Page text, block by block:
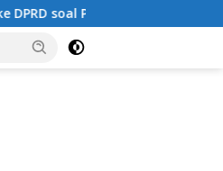
Sapi Untuk Penghasil